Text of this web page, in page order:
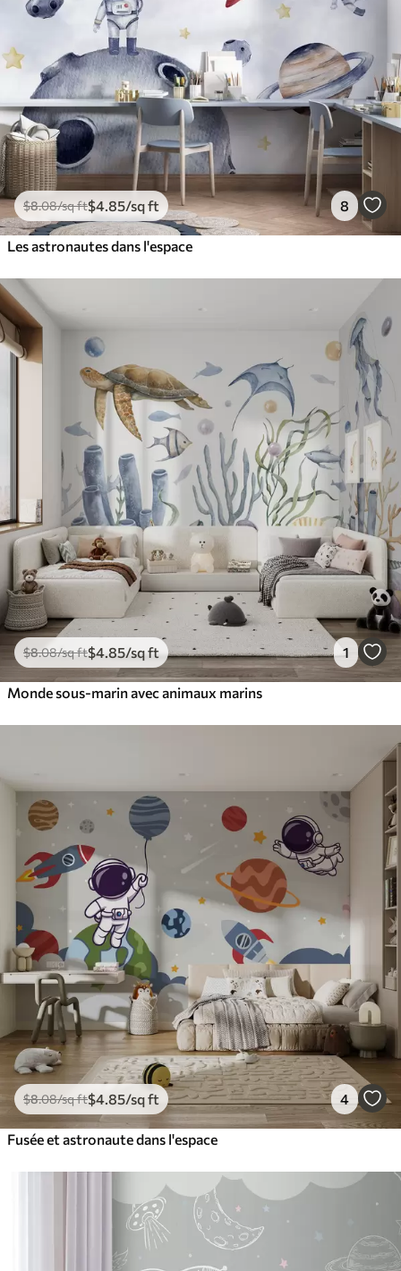
$8.08/sq ft$4 .85/sq ft 8
Les astronautes dans l'espace
$8.08/sq ft$4.85/sq ft 1
Monde sous-marin avec animaux marins
$8.08/sq ft$4 .85/sq ft 4
Fusée et astronaute dans l'espace